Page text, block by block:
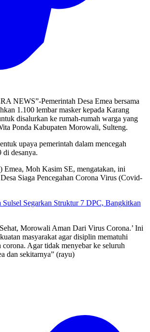
NEWS”-Pemerintah Desa Emea bersama
1.100 lembar masker kepada Karang
disalurkan ke rumah-rumah warga yang
Ponda Kabupaten Morowali, Sulteng.
upaya pemerintah dalam mencegah
di desanya.
Emea, Moh Kasim SE, mengatakan, ini
Siaga Pencegahan Corona Virus (Covid-
Sulsel Segarkan Struktur 7 DPC, Bangkitkan
Morowali Aman Dari Virus Corona.’ Ini
masyarakat agar disiplin mematuhi
corona. Agar tidak menyebar ke seluruh
dan sekitarnya” (rayu)